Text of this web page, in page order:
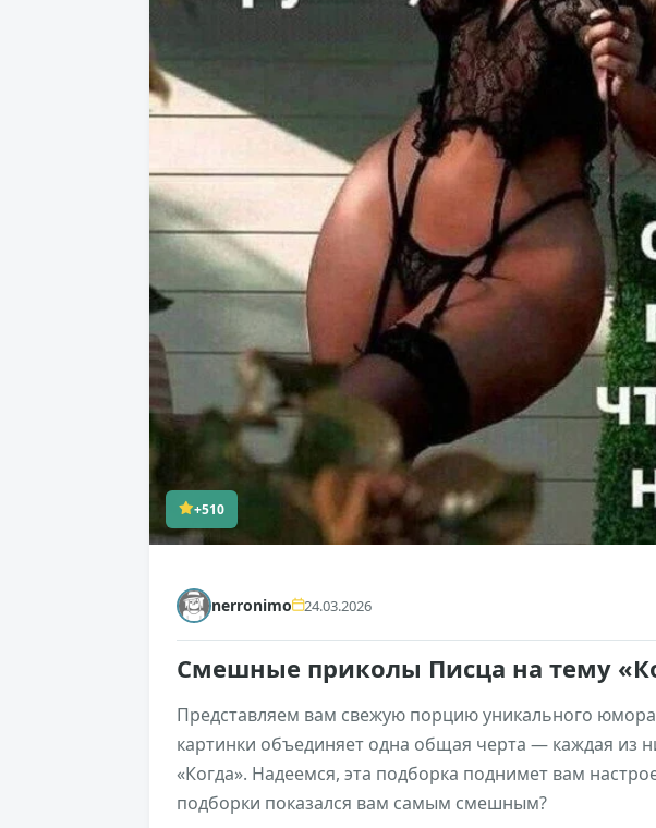
+510
nerronimo 24.03.2026
Смешные приколы Писца на тему
Представляем вам свежую порцию уникального
картинки объединяет одна общая черта — каждая из
«Когда». Надеемся, эта подборка поднимет вам
подборки показался вам самым смешным?